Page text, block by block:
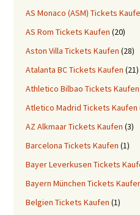
AS Monaco (ASM) Tickets
AS Rom Tickets Kaufen (20)
Aston Villa Tickets Kaufen (28)
Atalanta BC Tickets Kaufen (21)
Athletico Bilbao Tickets Kaufen
Atletico Madrid Tickets Kaufen
AZ Alkmaar Tickets Kaufen (3)
Barcelona Tickets Kaufen (1)
Bayer Leverkusen Tickets
Bayern München Tickets
Belgien Tickets Kaufen (1)